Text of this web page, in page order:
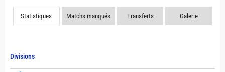
Divisions
Statistiques Matchs manqués Transferts Galerie